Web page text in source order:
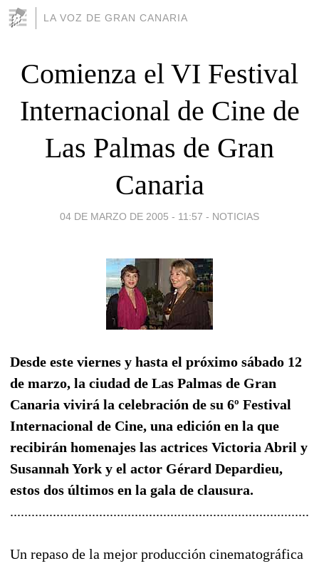
LA VOZ DE GRAN CANARIA
Comienza el VI Festival
Internacional de Cine de
Las Palmas de Gran
Canaria
04 DE MARZO DE 2005 - 11:57 - NOTICIAS
Desde este viernes y hasta el próximo sábado 12
de marzo, la ciudad de Las Palmas de Gran
Canaria vivirá la celebración de su 6º Festival
Internacional de Cine, una edición en la que
recibirán homenajes las actrices Victoria Abril y
Susannah York y el actor Gérard Depardieu,
estos dos últimos en la gala de clausura.
Un repaso de la mejor producción cinematográfica